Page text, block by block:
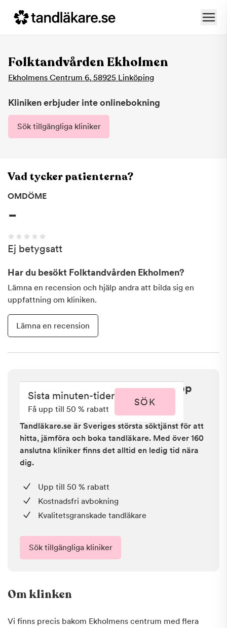
Folktandvården Ekholmen
Ekholmens Centrum 6, 58925 Linköping
Kliniken erbjuder inte onlinebokning
Sök tillgängliga kliniker
Vad tycker patienterna?
OMDÖME
-
Ej betygsatt
Har du besökt Folktandvården Ekholmen?
Lämna en recension och hjälp andra att bilda sig en
uppfattning om kliniken.
Lämna en recension
Sista minuten i Linköping - få upp
till 50 % rabatt
Tandläkare.se är Sveriges största söktjänst för att
hitta, jämföra och boka tandläkare. Med över 160
anslutna kliniker finns det alltid en ledig tid nära
dig.
Upp till 50 % rabatt
Kostnadsfri avbokning
Kvalitetsgranskade tandläkare
Sök tillgängliga kliniker
Sista minuten-tider
Få upp till 50 % rabatt
SÖK
Om klinken
Vi finns precis bakom Ekholmens centrum med flera